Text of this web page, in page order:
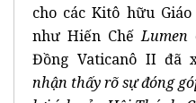
cho các Kitô hữu
như Hiến ChếLumen
Đồng Vaticanô II đã
nhận thấy rõ sự đóng